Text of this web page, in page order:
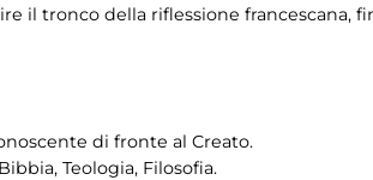
il tronco della riflessione francescana,
di fronte al Creato.
Teologia, Filosofia.